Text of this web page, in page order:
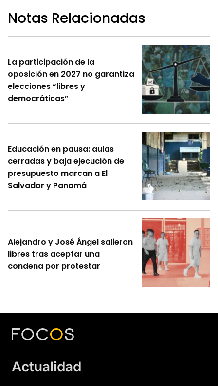
Notas Relacionadas
La participación de la
oposición en 2027 no garantiza
elecciones “libres y
democráticas”
Educación en pausa: aulas
cerradas y baja ejecución de
presupuesto marcan a El
Salvador y Panamá
Alejandro y José Ángel salieron
libres tras aceptar una
condena por protestar
Actualidad